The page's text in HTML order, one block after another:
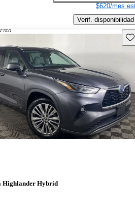
$620/mes
Verif. disponibilidad
Highlander Hybrid